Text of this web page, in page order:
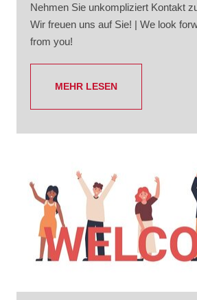
Nehmen Sie unkompliziert Kontakt
Wir freuen uns auf Sie! | We look
from you!
MEHR LESEN